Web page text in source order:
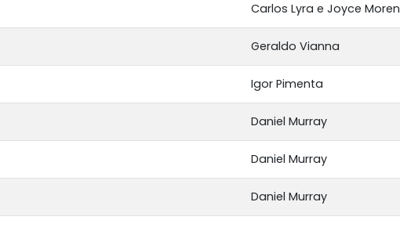
Carlos Lyra e Joyce
Geraldo Vianna
Igor Pimenta
Daniel Murray
Daniel Murray
Daniel Murray